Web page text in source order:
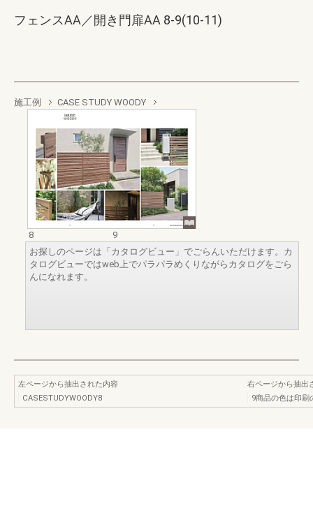
フェンスAA／開き門扉AA 8-9(10-11)
施工例 CASE STUDY WOODY
8
9
お探しのページは「カタログビュー」でごらんいただけます。カ
タログビューではweb上でパラパラめくりながらカタログをごら
んになれます。
左ページから抽出された内容
CASESTUDYWOODY8
右ページから抽出
9商品の色は印刷